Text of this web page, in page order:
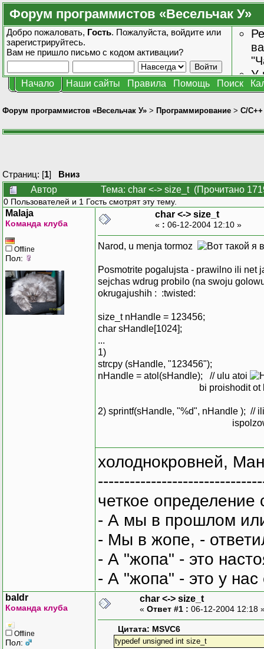
Форум программистов «Весельчак У»
Добро пожаловать, Гость. Пожалуйста, войдите или
зарегистрируйтесь.
Вам не пришло письмо с кодом активации?
У
Начало Наши сайты Правила Помощь Поиск
Форум программистов «Весельчак У» > Программирование > C/C++
Страниц: [1] Вниз
Автор
Тема: char <-> size_t (Прочитано
0 Пользователей и 1 Гость смотрят эту тему.
Malaja
Команда клуба
Offline
Пол:
char <-> size_t
« : 06-12-2004 12:10 »
Narod, u menja tormoz
Posmotrite pogalujsta - prawilno ili net
sejchas wdrug probilo (na swoju
okrugajushih : :twisted:
size_t nHandle = 123456;
char sHandle[1024];
...
1)
strcpy (sHandle, "123456");
nHandle = atol(sHandle); // ulu atoi
bi proishodit ot
2) sprintf(sHandle, "%d", nHandle ); //
холоднокровней,
четкое
- А мы в прошлом
- Мы в жопе, -
- А "жопа" - это
- А "жопа" - это у
baldr
Команда клуба
Offline
Пол:
char <-> size_t
« Ответ #1 : 06-12-2004 12:18
Цитата: MSVC6
typedef unsigned int size_t